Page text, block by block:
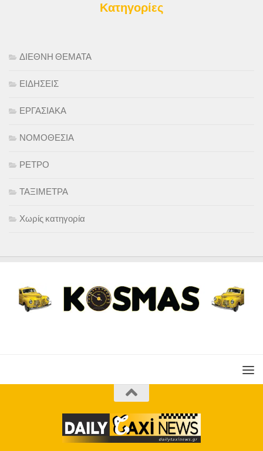
Κατηγορίες
ΔΙΕΘΝΗ ΘΕΜΑΤΑ
ΕΙΔΗΣΕΙΣ
ΕΡΓΑΣΙΑΚΑ
ΝΟΜΟΘΕΣΙΑ
ΡΕΤΡΟ
ΤΑΞΙΜΕΤΡΑ
Χωρίς κατηγορία